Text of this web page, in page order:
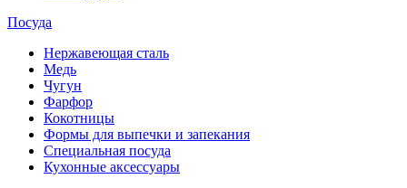
Посуда
Нержавеющая сталь
Медь
Чугун
Фарфор
Кокотницы
Формы для выпечки и запекания
Специальная посуда
Кухонные аксессуары